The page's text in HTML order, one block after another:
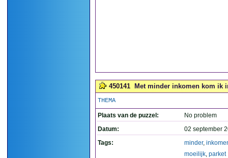
450141 Met minder inkomen kom ik
THEMA
Plaats van de puzzel:
No problem
Datum:
02 september
Tags:
minder,
moeilijk, parket